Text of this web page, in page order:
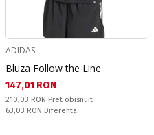
ADIDAS
Bluza Follow the Line
Текуща цена:
147,01 RON
Pret obisnuit:
210,03 RON Pret obisnuit
Спестявате:
63,03 RON Diferenta